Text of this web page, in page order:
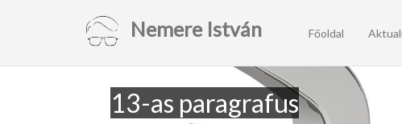
Nemere István Főoldal
13-as paragrafus